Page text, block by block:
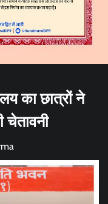
का छात्रों ने
चेतावनी